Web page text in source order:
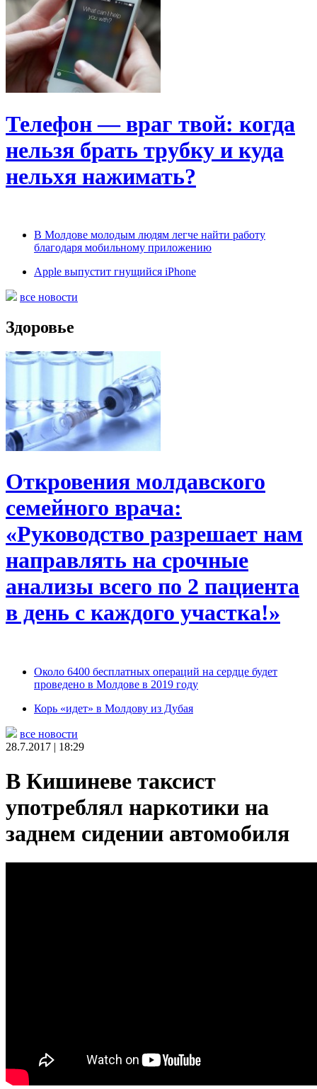
Телефон — враг твой: когда
нельзя брать трубку и куда
нельхя нажимать?
В Молдове молодым людям легче найти работу
благодаря мобильному приложению
Apple выпустит гнущийся iPhone
все новости
Здоровье
Откровения молдавского
семейного врача:
«Руководство разрешает нам
направлять на срочные
анализы всего по 2 пациента
в день с каждого участка!»
Около 6400 бесплатных операций на сердце будет
проведено в Молдове в 2019 году
Корь «идет» в Молдову из Дубая
все новости
28.7.2017 | 18:29
В Кишиневе таксист
употреблял наркотики на
заднем сидении автомобиля